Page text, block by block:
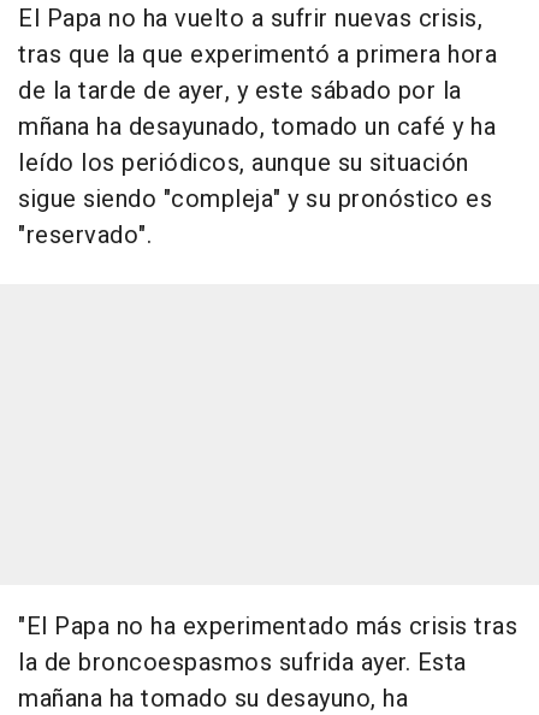
El Papa no ha vuelto a sufrir nuevas crisis,
tras que la que experimentó a primera hora
de la tarde de ayer, y este sábado por la
mñana ha desayunado, tomado un café y ha
leído los periódicos, aunque su situación
sigue siendo "compleja" y su pronóstico es
"reservado".
"El Papa no ha experimentado más crisis tras
la de broncoespasmos sufrida ayer. Esta
mañana ha tomado su desayuno, ha